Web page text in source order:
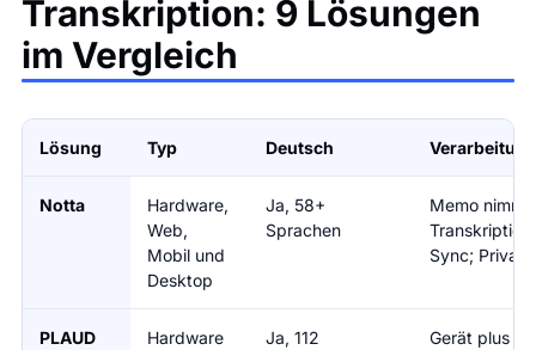
Transkription: 9 Lösungen
im Vergleich
Lösung Typ Deutsch Verarbeitung
Notta
Hardware,
Web,
Mobil und
Desktop
Ja, 58+
Sprachen
Memo
Sync;
PLAUD
Hardware
Ja, 112
Gerät plus